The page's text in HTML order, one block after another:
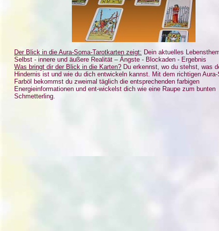
Der Blick in die Aura-Soma-Tarotkarten zeigt: Dein aktuelles
Selbst - innere und äußere Realität – Ängste - Blockaden - Ergebnis
Was bringt dir der Blick in die Karten? Du erkennst, wo du stehst, was
Hindernis ist und wie du dich entwickeln kannst. Mit dem richtigen Aura-
Farböl bekommst du zweimal täglich die entsprechenden farbigen
Energieinformationen und ent-wickelst dich wie eine Raupe zum bunten
Schmetterling.